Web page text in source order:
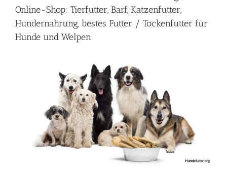
Online-Shop: Tierfutter, Barf, Katzenfutter,
Hundernahrung, bestes Futter / Tockenfutter für
Hunde und Welpen